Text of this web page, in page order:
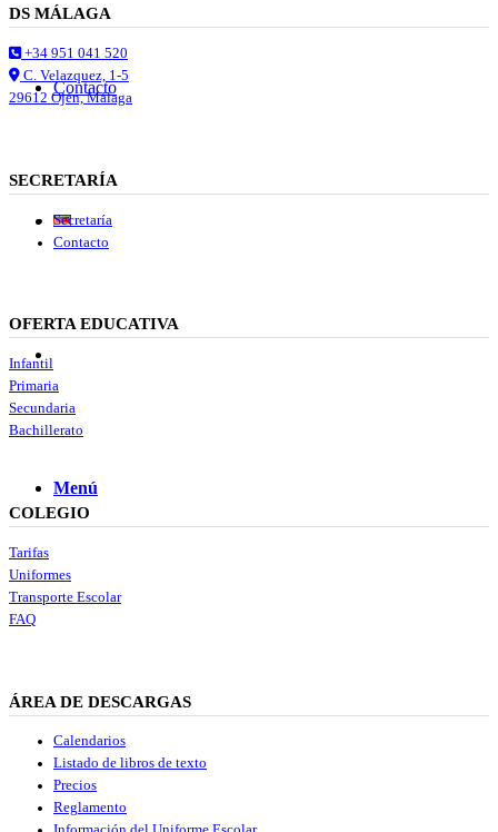
Contacto
Menú
DS MÁLAGA
+34 951 041 520
C. Velazquez, 1-5
29612 Ojén, Málaga
SECRETARÍA
Secretaría
Contacto
OFERTA EDUCATIVA
Infantil
Primaria
Secundaria
Bachillerato
COLEGIO
Tarifas
Uniformes
Transporte Escolar
FAQ
ÁREA DE DESCARGAS
Calendarios
Listado de libros de texto
Precios
Reglamento